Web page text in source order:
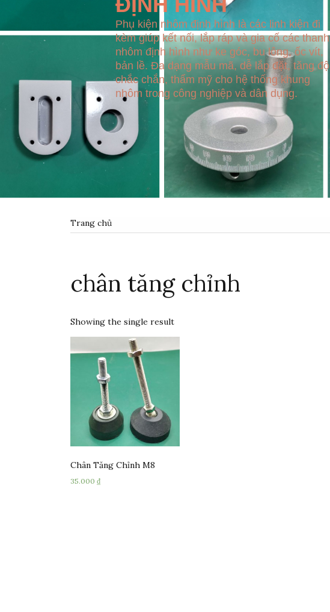
Phụ kiện nhôm định hình là các linh kiện đi
kèm giúp kết nối, lắp ráp và gia cố các thanh
nhôm định hình như ke góc, bu lông, ốc vít,
bản lề. Đa dạng mẫu mã, dễ lắp đặt, tăng độ
chắc chắn, thẩm mỹ cho hệ thống khung
nhôm trong công nghiệp và dân dụng.
Trang chủ
chân tăng chỉnh
Showing the single result
Chân Tăng Chỉnh M8
35.000 ₫